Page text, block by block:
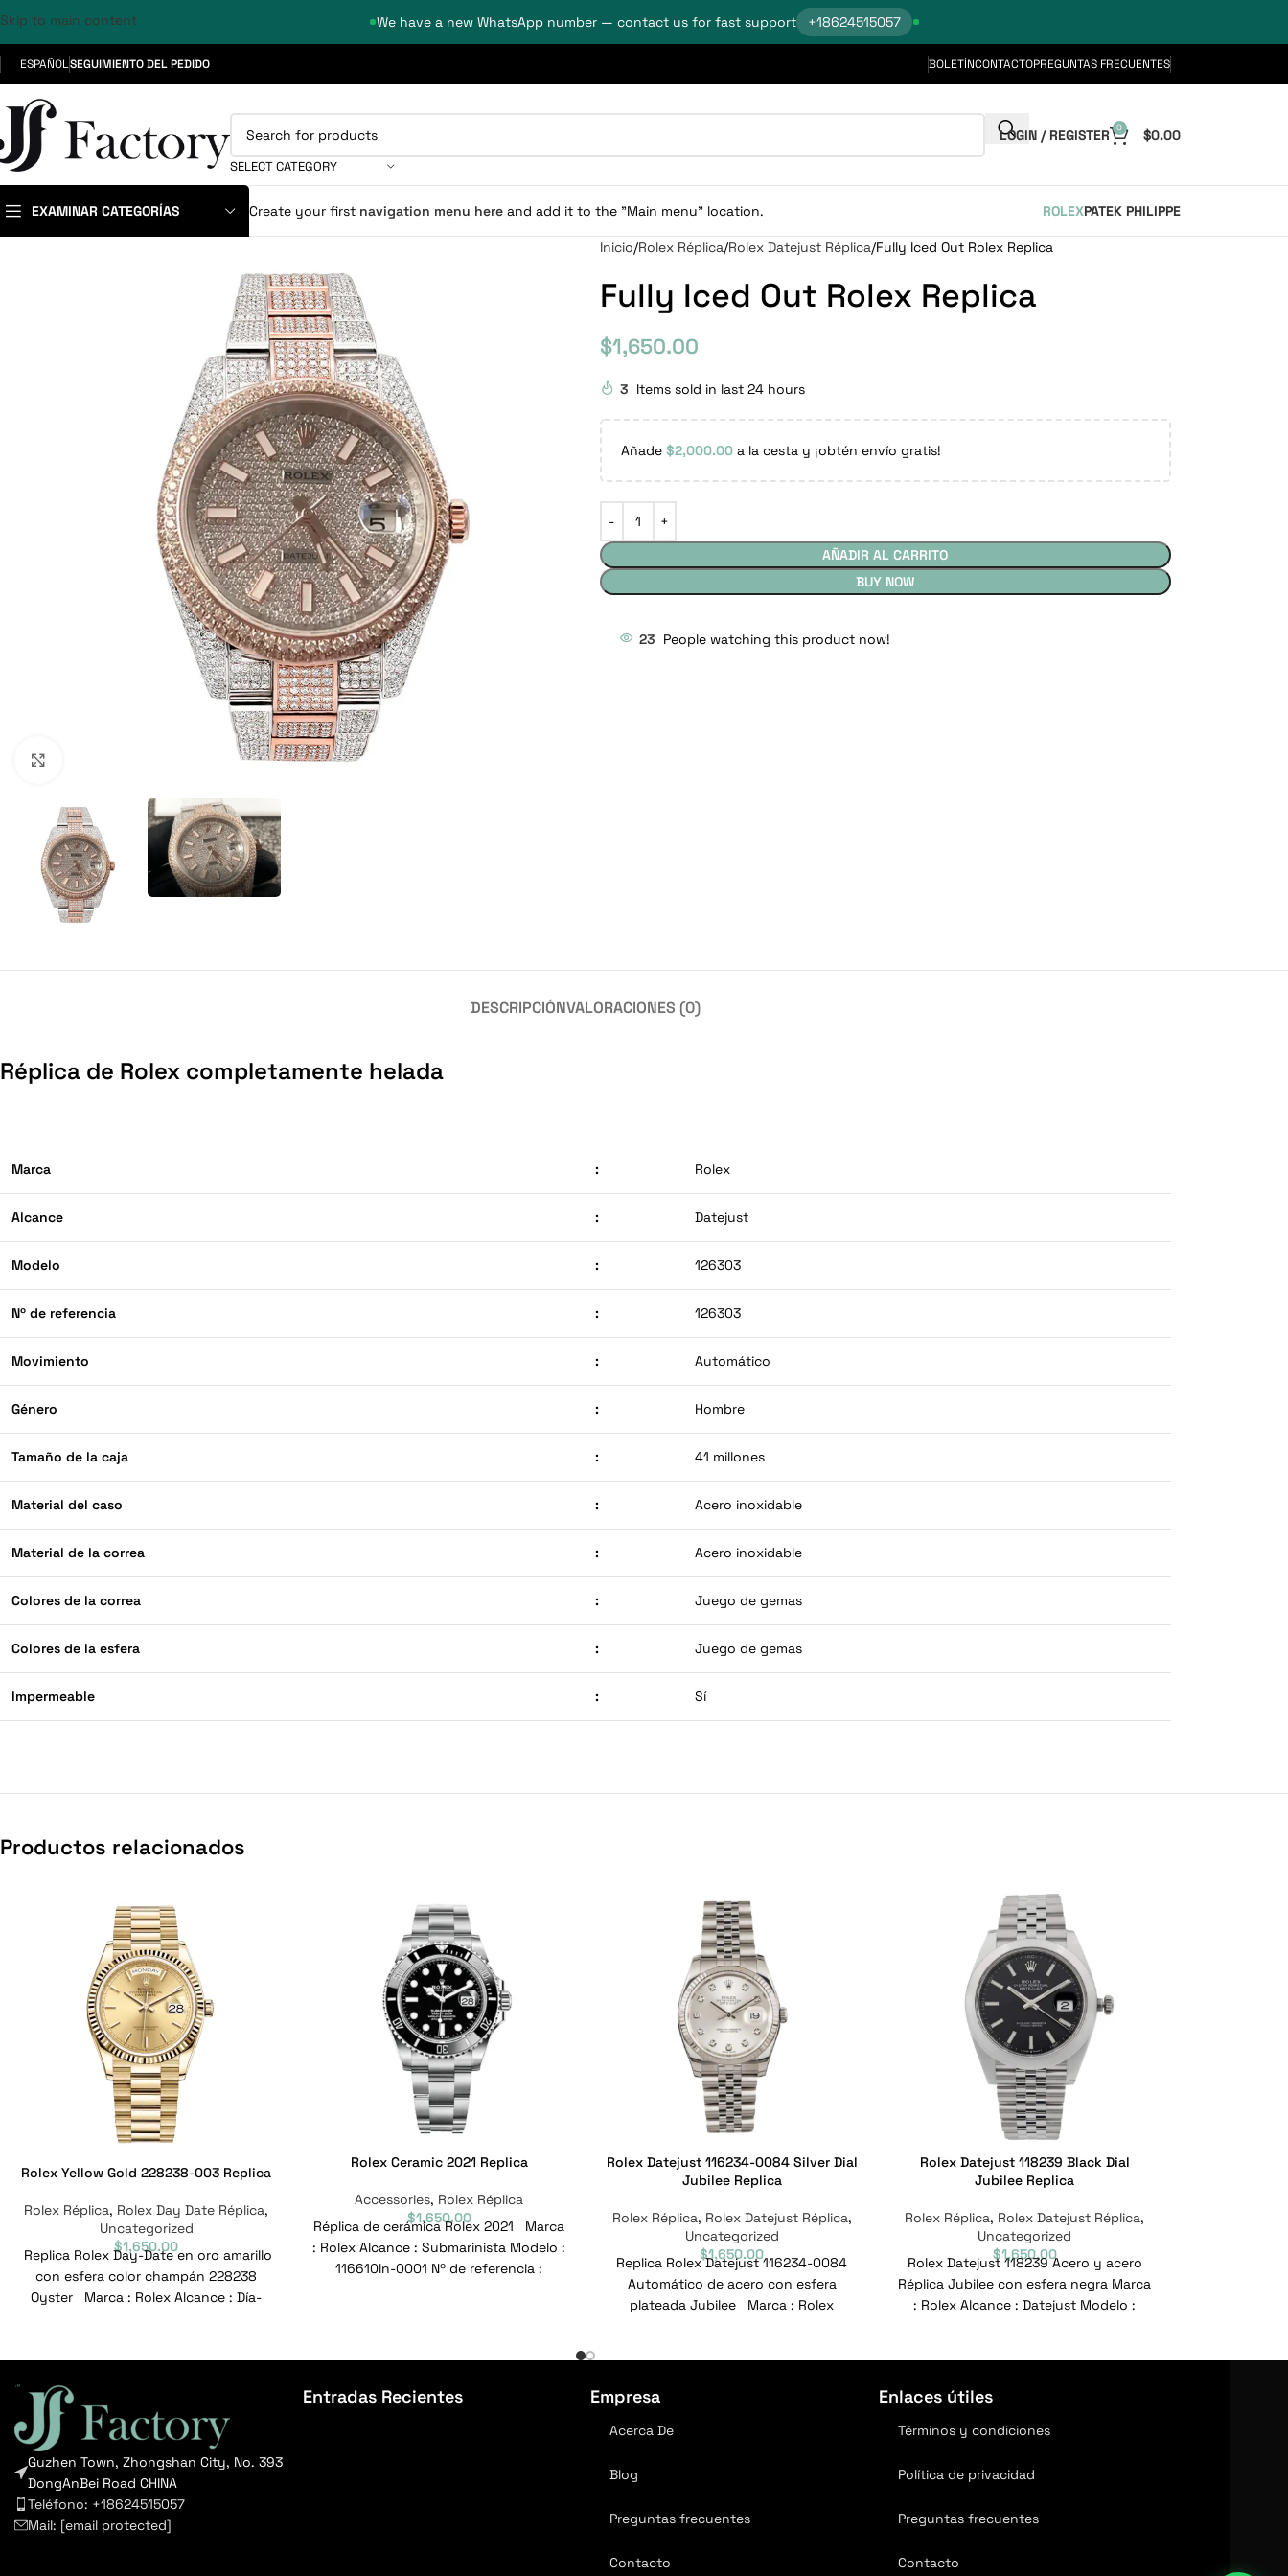
We have a new WhatsApp number — contact us for fast support +18624515057
Skip to main content
ESPAÑOLSEGUIMIENTO DEL PEDIDO BOLETÍNCONTACTOPREGUNTAS FRECUENTES
SELECT CATEGORY
LOGIN / REGISTER 0 $0.00
EXAMINAR CATEGORÍAS Create your first navigation menu here and add it to the "Main menu" location. ROLEXPATEK PHILIPPE
Inicio Rolex Réplica Rolex Datejust Réplica Fully Iced Out Rolex Replica
Fully Iced Out Rolex Replica
$1,650.00
3 Items sold in last 24 hours
Añade $2,000.00a la cesta y ¡obtén envío gratis!
AÑADIR AL CARRITO
BUY NOW
23 People watching this product now!
DESCRIPCIÓNVALORACIONES (0)
Réplica de Rolex completamente helada
Marca : Rolex
Alcance : Datejust
Modelo : 126303
Nº de referencia : 126303
Movimiento : Automático
Género : Hombre
Tamaño de la caja : 41 millones
Material del caso : Acero inoxidable
Material de la correa : Acero inoxidable
Colores de la correa : Juego de gemas
Colores de la esfera : Juego de gemas
Impermeable : Sí
Productos relacionados
Rolex Yellow Gold 228238-003 Replica
Rolex Réplica, Rolex Day Date Réplica,
Uncategorized
$1,650.00
Replica Rolex Day-Date en oro amarillo
con esfera color champán 228238
Oyster Marca : Rolex Alcance : Día-
Rolex Ceramic 2021 Replica
Accessories, Rolex Réplica
$1,650.00
Réplica de cerámica Rolex 2021 Marca
: Rolex Alcance : Submarinista Modelo :
116610ln-0001 Nº de referencia :
Rolex Datejust 116234-0084 Silver Dial
Jubilee Replica
Rolex Réplica, Rolex Datejust Réplica,
Uncategorized
$1,650.00
Replica Rolex Datejust 116234-0084
Automático de acero con esfera
plateada Jubilee Marca : Rolex
Rolex Datejust 118239 Black Dial
Jubilee Replica
Rolex Réplica, Rolex Datejust Réplica,
Uncategorized
$1,650.00
Rolex Datejust 118239 Acero y acero
Réplica Jubilee con esfera negra Marca
: Rolex Alcance : Datejust Modelo :
Guzhen Town, Zhongshan City, No. 393
DongAnBei Road CHINA
Teléfono: +18624515057
Mail: [email protected]
Entradas Recientes Empresa
Acerca De
Blog
Preguntas frecuentes
Contacto
Enlaces útiles
Términos y condiciones
Política de privacidad
Preguntas frecuentes
Contacto